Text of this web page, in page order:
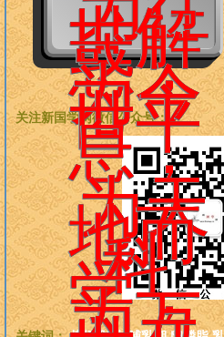
世解
惑，
为今
世平
息，
为天
地而
科
学，
为万
关注新国学网微信公众号：